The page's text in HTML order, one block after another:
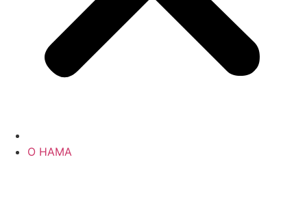
О НАМА